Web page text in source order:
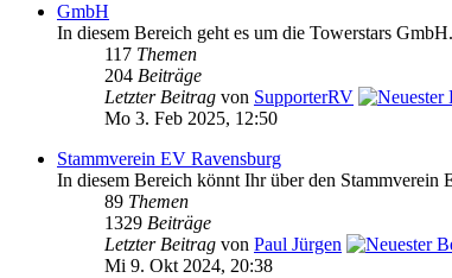
GmbH
In diesem Bereich geht es um die Towerstars
117 Themen
204 Beiträge
Letzter Beitrag von SupporterRV
Mo 3. Feb 2025, 12:50
Stammverein EV Ravensburg
In diesem Bereich könnt Ihr über den Stammverein
89 Themen
1329 Beiträge
Letzter Beitrag von Paul Jürgen
Mi 9. Okt 2024, 20:38